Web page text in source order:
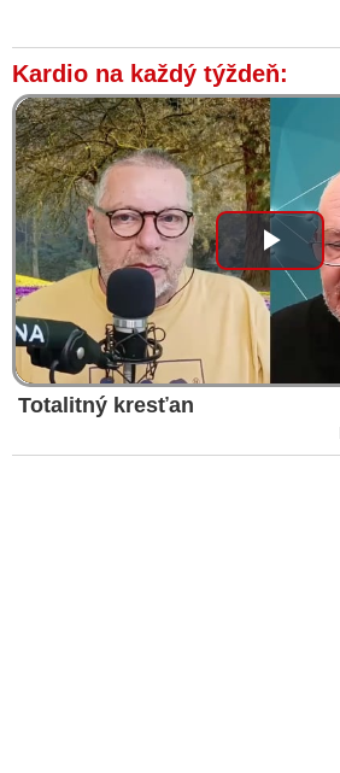
Kardio na každý týždeň:
Play
Totalitný kresťan